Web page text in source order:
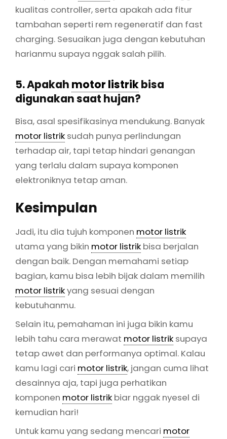
kualitas controller, serta apakah ada fitur
tambahan seperti rem regeneratif dan fast
charging. Sesuaikan juga dengan kebutuhan
harianmu supaya nggak salah pilih.
5. Apakah motor listrikbisa
digunakan saat hujan?
Bisa, asal spesifikasinya mendukung. Banyak
motor listrik sudah punya perlindungan
terhadap air, tapi tetap hindari genangan
yang terlalu dalam supaya komponen
elektroniknya tetap aman.
Kesimpulan
Jadi, itu dia tujuh komponen motor listrik
utama yang bikin motor listrik bisa berjalan
dengan baik. Dengan memahami setiap
bagian, kamu bisa lebih bijak dalam memilih
motor listrikyang sesuai dengan
kebutuhanmu.
Selain itu, pemahaman ini juga bikin kamu
lebih tahu cara merawat motor listrik supaya
tetap awet dan performanya optimal. Kalau
kamu lagi cari motor listrik, jangan cuma lihat
desainnya aja, tapi juga perhatikan
komponen motor listrik biar nggak nyesel di
kemudian hari!
Untuk kamu yang sedang mencari motor